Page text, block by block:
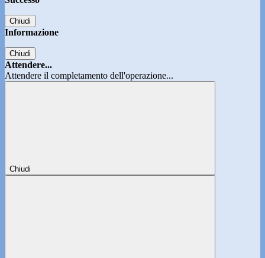
Chiudi
Informazione
Chiudi
Attendere...
Attendere il completamento dell'operazione...
Chiudi